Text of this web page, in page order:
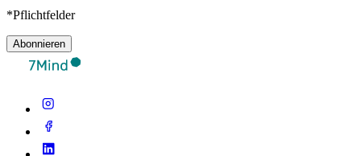
*Pflichtfelder
Abonnieren